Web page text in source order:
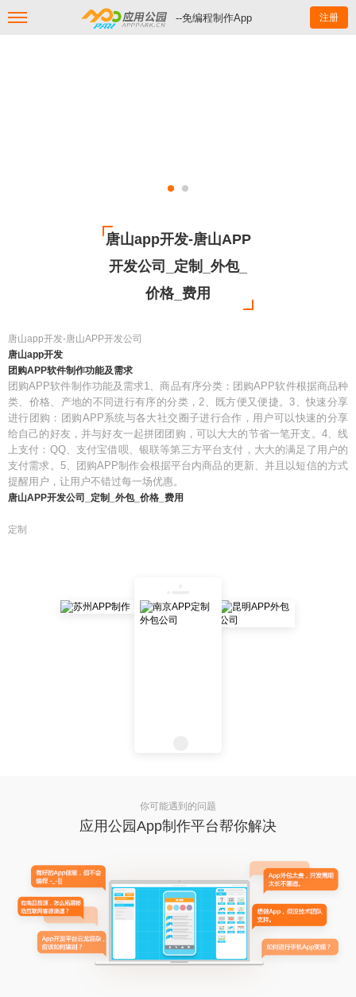
--免编程制作App 注册
唐山app开发-唐山APP
开发公司_定制_外包_
价格_费用
唐山app开发-唐山APP开发公司
唐山app开发
团购APP软件制作功能及需求
团购APP软件制作功能及需求1、商品有序分类：团购APP软件根据商品种
类、价格、产地的不同进行有序的分类，2、既方便又便捷。3、快速分享
进行团购：团购APP系统与各大社交圈子进行合作，用户可以快速的分享
给自己的好友，并与好友一起拼团团购，可以大大的节省一笔开支。4、线
上支付：QQ、支付宝借呗、银联等第三方平台支付，大大的满足了用户的
支付需求。5、团购APP制作会根据平台内商品的更新、并且以短信的方式
提醒用户，让用户不错过每一场优惠。
唐山APP开发公司_定制_外包_价格_费用
定制
你可能遇到的问题
应用公园App制作平台帮你解决